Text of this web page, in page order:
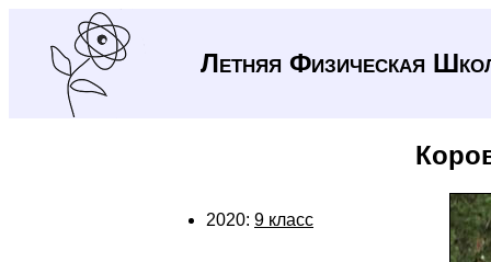
Летняя Физическая
2020: 9 класс